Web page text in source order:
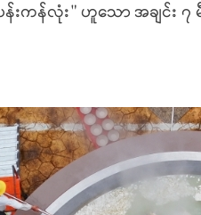
းကန်လုံး" ဟူသော အချင်း